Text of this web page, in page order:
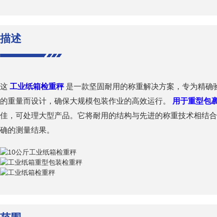
描述
这 工业纸箱检重秤是一款坚固耐用的称重解决方案，专为精确
的重量而设计，确保大规模包装作业的高效运行。 用于重型包
佳，可处理大型产品。它将耐用的结构与先进的称重技术相结
确的测量结果。